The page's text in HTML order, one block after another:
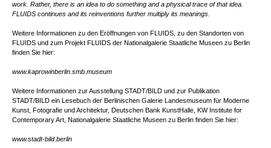
work. Rather, there is an idea to do something and a physical trace of that idea.
FLUIDS continues and its reinventions further multiply its meanings.
Weitere Informationen zu den Eröffnungen von FLUIDS, zu den Standorten von
FLUIDS und zum Projekt FLUIDS der Nationalgalerie Staatliche Museen zu Berlin
finden Sie hier:
www.kaprowinberlin.smb.museum
Weitere Informationen zur Ausstellung STADT/BILD und zur Publikation
STADT/BILD ein Lesebuch der Berlinischen Galerie Landesmuseum für Moderne
Kunst, Fotografie und Architektur, Deutschen Bank KunstHalle, KW Institute for
Contemporary Art, Nationalgalerie Staatliche Museen zu Berlin finden Sie hier:
www.stadt-bild.berlin